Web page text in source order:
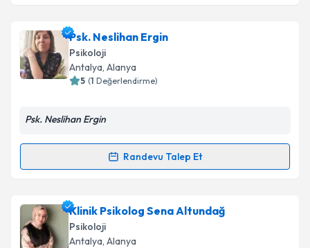
Psk. Neslihan Ergin
Psikoloji
Antalya, Alanya
5 (1 Değerlendirme)
Psk. Neslihan Ergin
Randevu Talep Et
Randevu Takvimi Talebi
Psk. Neslihan Erginiçin randevu takvimi talebi
oluşturun. Size bu uzmandan randevu almanız için bir
takvim hazırlandığında e-posta ile bilgilendireceğiz.
Klinik Psikolog Sena Altundağ
Psikoloji
Antalya, Alanya